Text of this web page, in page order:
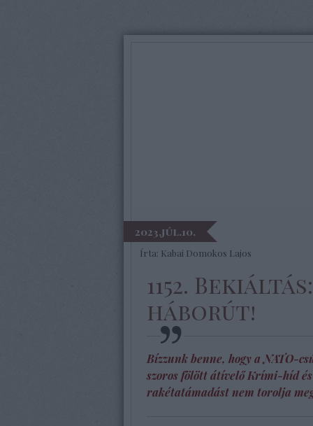
2023.júl.10.
Írta: Kabai Domokos Lajos
1152.
háborút!
Bízzunk benne, hogy a NATO-
szoros fölött átívelő Krími-híd
rakétatámadást nem torolja